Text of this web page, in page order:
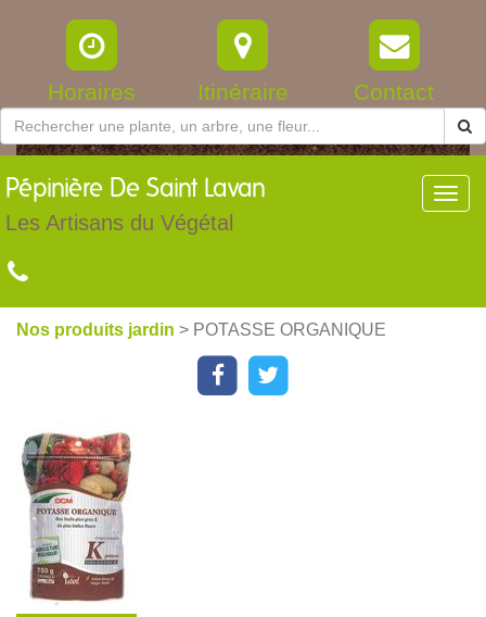
Horaires Itinéraire Contact
Pépinière De Saint Lavan
Les Artisans du Végétal
Nos produits jardin > POTASSE ORGANIQUE